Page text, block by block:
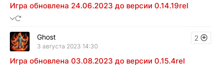
Игра обновлена 24.06.2023 до версии 0.14.19rel
2
Ghost
3 августа 2023 14:30
Игра обновлена 03.08.2023 до версии 0.15.4rel